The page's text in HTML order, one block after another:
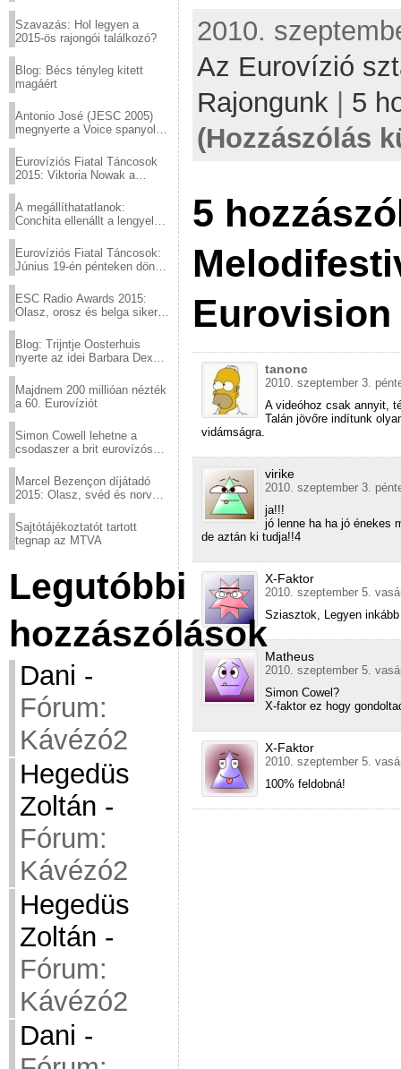
Szavazás: Hol legyen a
2015-ös rajongói találkozó?
Blog: Bécs tényleg kitett
magáért
Antonio José (JESC 2005)
megnyerte a Voice spanyol
Eurovíziós Fiatal Táncosok
2015: Viktoria Nowak a
A megállíthatatlanok:
Conchita ellenállt a lengyel
Eurovíziós Fiatal Táncosok:
Június 19-én pénteken döntő
ESC Radio Awards 2015:
Olasz, orosz és belga siker,
Blog: Trijntje Oosterhuis
nyerte az idei Barbara Dex
Majdnem 200 millióan nézték
a 60. Eurovíziót
Simon Cowell lehetne a
csodaszer a brit eurovízós
Marcel Bezençon díjátadó
2015: Olasz, svéd és norvég
Sajtótájékoztatót tartott
tegnap az MTVA
Legutóbbi
hozzászólások
Dani -
Fórum:
Kávézó2
Hegedüs
Zoltán -
Fórum:
Kávézó2
Hegedüs
Zoltán -
Fórum:
Kávézó2
Dani -
2010.
Az Eurovízió
Rajongunk
5
(Hozzászólás
5
Eurovision
tanonc
2010. szeptember 3.
A videóhoz csak annyit,
Talán jövőre indítunk
vidámságra.
virike
2010. szeptember 3.
ja!!!
jó lenne ha ha jó énekes
de aztán ki tudja!!4
X-Faktor
2010. szeptember 5.
Sziasztok, Legyen
Matheus
2010. szeptember 5.
Simon Cowel?
X-faktor ez hogy
X-Faktor
2010. szeptember 5.
100% feldobná!